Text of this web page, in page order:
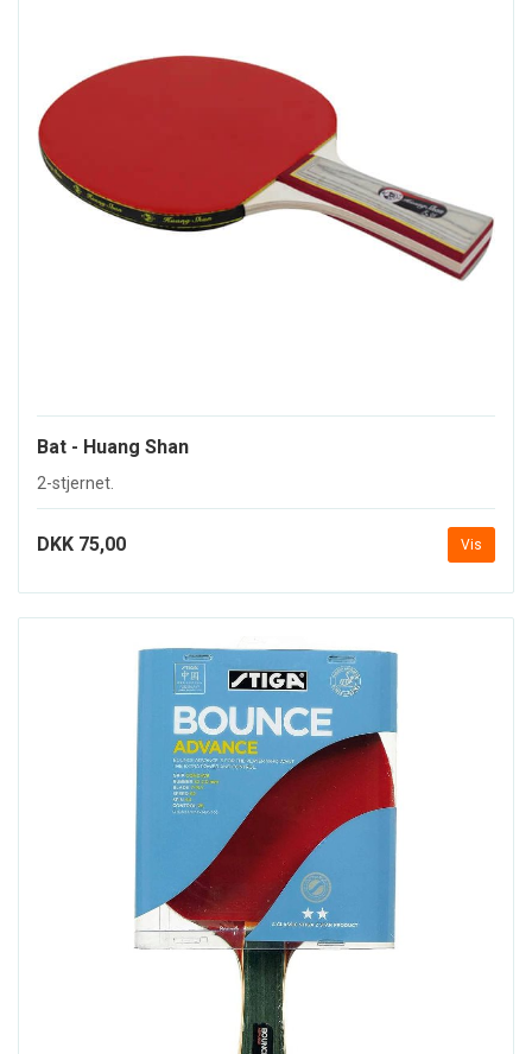
Bat - Huang Shan
2-stjernet.
DKK 75,00 Vis